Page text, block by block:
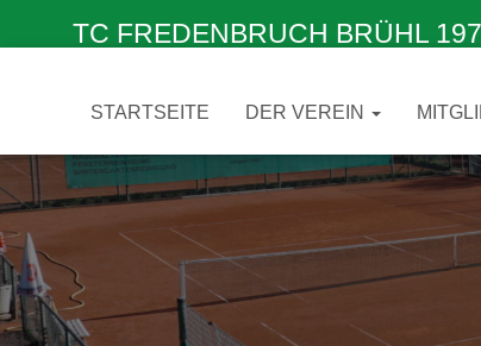
TC FREDENBRUCH BRÜHL
STARTSEITE DER VEREIN